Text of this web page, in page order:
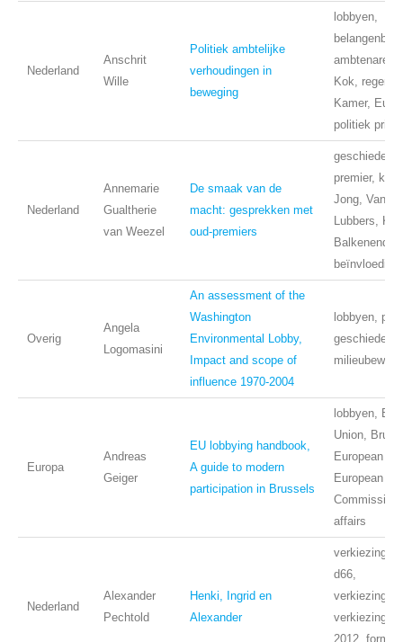
Nederland
Anschrit
Wille
Politiek ambtelijke
verhoudingen in
beweging
lobbyen,
ambtenaren,
Kok,
Kamer,
politiek
Nederland
Annemarie
Gualtherie
van Weezel
De smaak van de
macht: gesprekken met
oud-premiers
premier,
Jong, Van
Lubbers,
Balkenende,
beïnvloeding
Overig
Angela
Logomasini
An assessment of the
Washington
Environmental Lobby,
Impact and scope of
influence 1970-2004
lobbyen,
Europa
Andreas
Geiger
EU lobbying handbook,
A guide to modern
participation in Brussels
lobbyen,
Union,
European
European
affairs
Nederland
Alexander
Pechtold
Henki, Ingrid en
Alexander
d66,
2012,